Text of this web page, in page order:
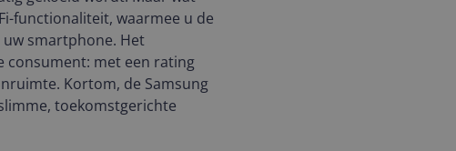
functionaliteit, waarmee u de
smartphone. Het
consument: met een rating
Kortom, de Samsung
toekomstgerichte